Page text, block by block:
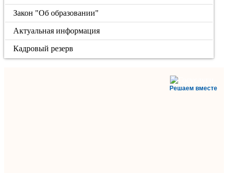
Закон "Об образовании"
Актуальная информация
Кадровый резерв
Решаем вместе